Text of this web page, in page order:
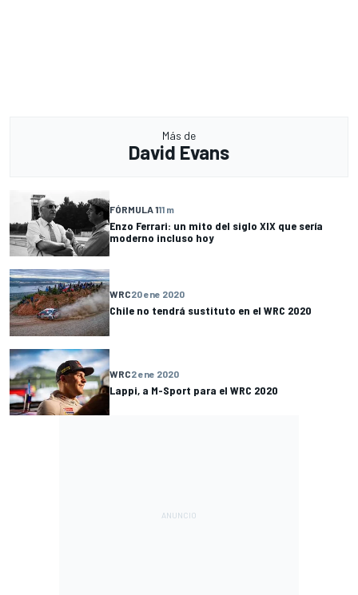
Más de
David Evans
FÓRMULA 111 m
Enzo Ferrari: un mito del siglo XIX que sería
moderno incluso hoy
WRC20 ene 2020
Chile no tendrá sustituto en el WRC 2020
WRC2 ene 2020
Lappi, a M-Sport para el WRC 2020